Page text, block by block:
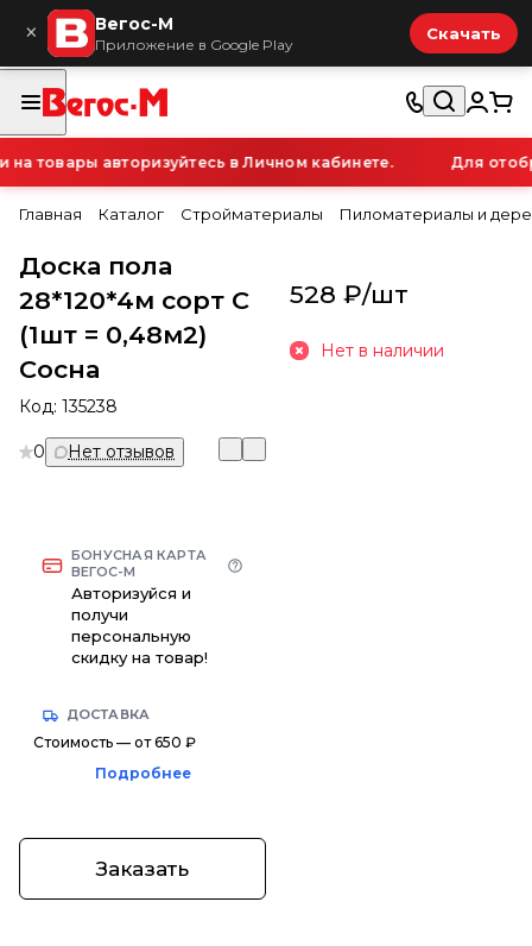
× Вегос-М
Приложение в Google Play
Скачать
авторизуйтесь в Личном кабинете. Для
Главная Каталог Стройматериалы Пиломатериалы и
Доска пола
28*120*4м сорт С
(1шт = 0,48м2)
Сосна
Код: 135238
0 Нет отзывов
БОНУСНАЯ КАРТА
ВЕГОС-М
Авторизуйся и
получи
персональную
скидку на товар!
ДОСТАВКА
Стоимость — от 650 ₽
Подробнее
Заказать
528 ₽/шт
Нет в наличии